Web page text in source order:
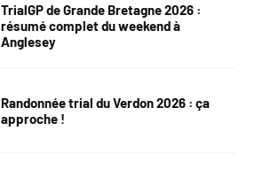
TrialGP de Grande Bretagne 2026 :
résumé complet du weekend à
Anglesey
Randonnée trial du Verdon 2026 : ça
approche !